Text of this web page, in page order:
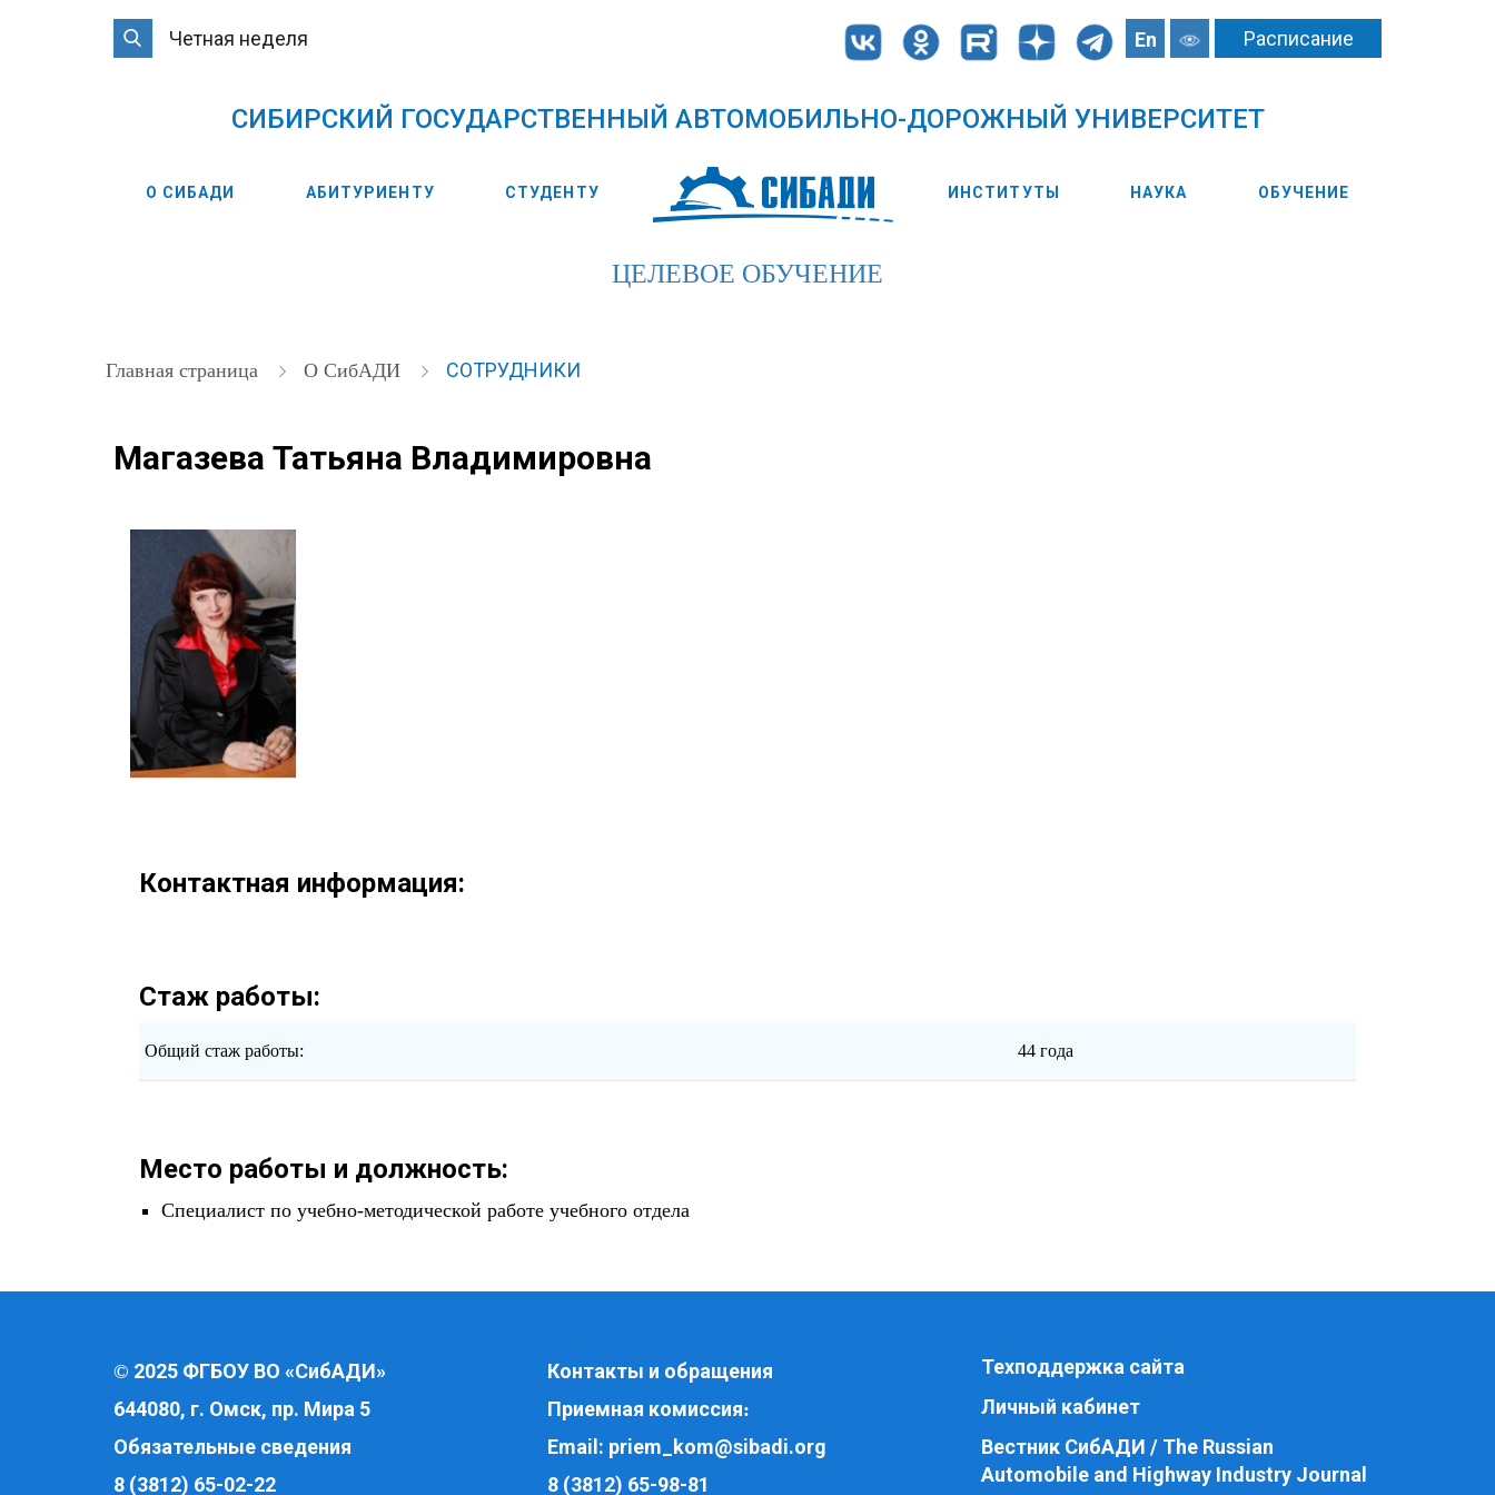
Четная неделя En Расписание
CИБИРСКИЙ ГОСУДАРСТВЕННЫЙ АВТОМОБИЛЬНО-ДОРОЖНЫЙ УНИВЕРСИТЕТ
О СИБАДИ АБИТУРИЕНТУ СТУДЕНТУ ИНСТИТУТЫ НАУКА ОБУЧЕНИЕ
ЦЕЛЕВОЕ ОБУЧЕНИЕ
Главная страница О СибАДИ СОТРУДНИКИ
Магазева Татьяна Владимировна
Контактная информация:
Стаж работы:
Общий стаж работы: 44 года
Место работы и должность:
Cпециалист по учебно-методической работе учебного отдела
© 2025 ФГБОУ ВО «СибАДИ»
644080, г. Омск, пр. Мира 5
Обязательные сведения
8 (3812) 65-02-22
Контакты и обращения
Приемная комиссия:
Email: priem_kom@sibadi.org
8 (3812) 65-98-81
Техподдержка сайта
Личный кабинет
Вестник СибАДИ / The Russian
Automobile and Highway Industry Journal